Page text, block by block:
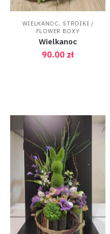
WIELKANOC, STROIKI /
FLOWER BOXY
Wielkanoc
90.00 zł